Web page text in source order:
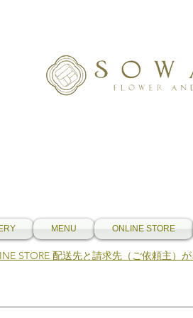
MENU ONLINE STORE
STORE 配送先と請求先（ご依頼主）